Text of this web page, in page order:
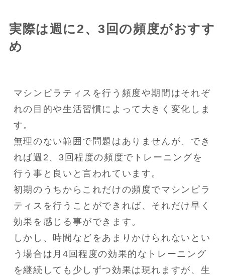
実際は週に2、3回の頻度がおすす
め
マシンピラティスを行う頻度や期間はそれぞ
れの目的や生活習慣によって大きく変化しま
す。
無理のない範囲で問題はありませんが、でき
れば週2、3回程度の頻度でトレーニングを
行う事と良いと言われています。
初期のうちからこれだけの頻度でマシンピラ
ティスを行うことができれば、それだけ早く
効果を感じる事ができます。
しかし、時間などをあまりかけられないとい
う場合は月4回程度の効果的なトレーニング
を継続しても少しずつ効果は現れますが、生